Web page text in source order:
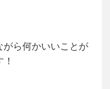
がら何かいいことが